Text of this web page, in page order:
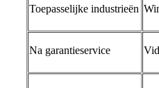
Toepasselijke industrieën
Na garantieservice